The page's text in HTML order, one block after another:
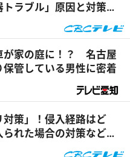
ラブル」原因と対策
が家の庭に！？ 名古屋
管している男性に密着
策」！侵入経路はど
れた場合の対策など専